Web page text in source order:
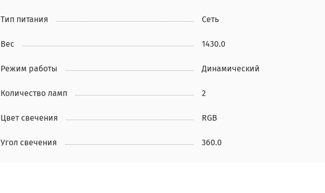
Тип питания Сеть
Вес 1430.0
Режим работы Динамический
Количество ламп 2
Цвет свечения RGB
Угол свечения 360.0